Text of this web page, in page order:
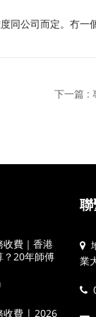
同公司而定。冇一
下一篇 :
收費｜香港
？20年師傅
收費 | 2026
業